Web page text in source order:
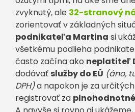
zvyknutý, ale 32-stranový
zorientovať v základných
podnikateľa Martina si
všetkému podlieha
často začína ako neplatiteľ
dodávať služby do EÚ (áno,
DPH)a napokon je za
registrovať za